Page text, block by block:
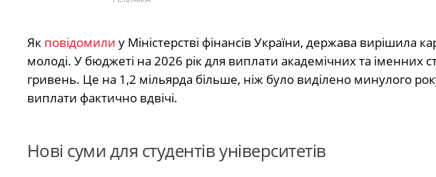
Як повідомили у Міністерстві фінансів України, держава вирішила
молоді. У бюджеті на 2026 рік для виплати академічних та іменних
гривень. Це на 1,2 мільярда більше, ніж було виділено минулого
виплати фактично вдвічі.
Нові суми для студентів університетів